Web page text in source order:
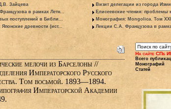
Зайцева
в рамках Летн...
поступлений в Библи...
древности (ист...
Визит делегации из города
Елисеевские чтения: проблемы
Монография: Mongolica. Том
Лекции С.А. Французова в
мелочи из Барселоны //
Императорского Русского
Том восьмой. 1893—1894.
Императорской Академии
На сайте СПб
Всего
Монографий
Статей